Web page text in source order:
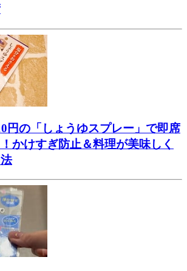
円の「しょうゆスプレー」で即席
かけすぎ防止＆料理が美味しく